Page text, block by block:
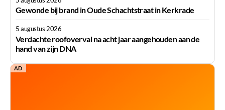
Gewonde bij brand in Oude Schachtstraat in Kerkrade
5 augustus 2026
Verdachte roofoverval na acht jaar aangehouden aan de
hand van zijn DNA
AD